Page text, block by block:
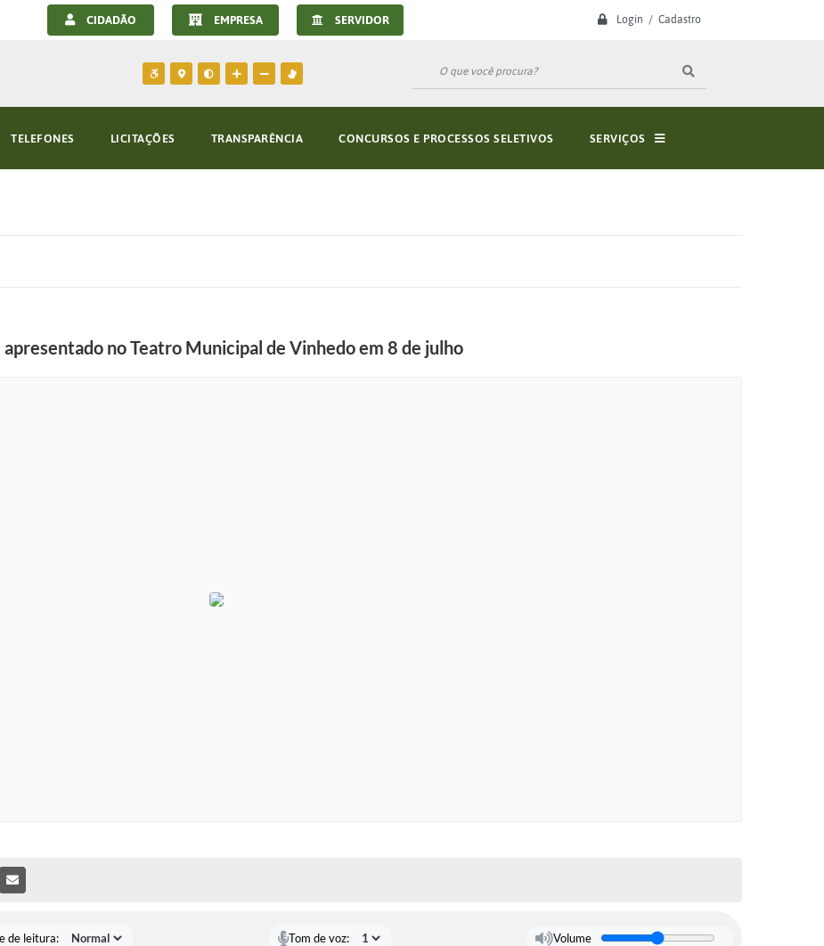
Login / Cadastro
CIDADÃO EMPRESA SERVIDOR
TELEFONES LICITAÇÕES TRANSPARÊNCIA CONCURSOS E PROCESSOS SELETIVOS SERVIÇOS
no Teatro Municipal de Vinhedo em 8 de julho
MÍDIAS
de leitura: Tom de voz: Volume